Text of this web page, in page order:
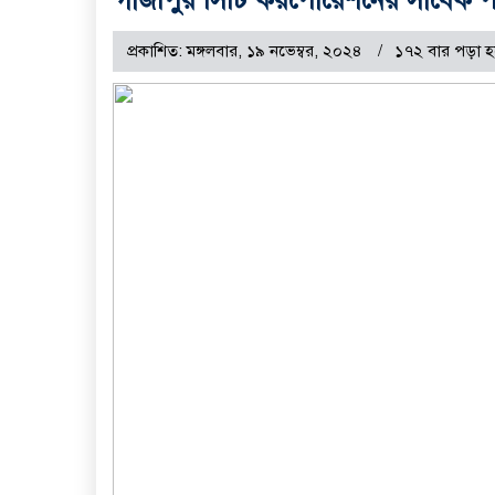
প্রকাশিত: মঙ্গলবার, ১৯ নভেম্বর, ২০২৪ ১৭২ বার পড়া